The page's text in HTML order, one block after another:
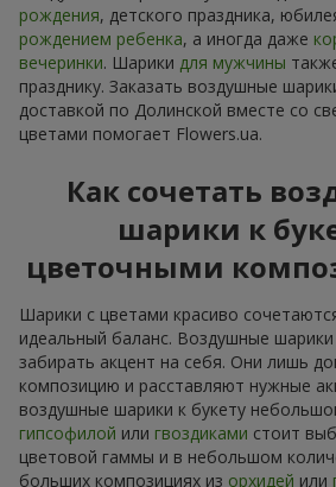
рождения, детского праздника,
рождением ребенка, а иногда даже
вечеринки. Шарики для мужчины
празднику. Заказать воздушные
доставкой по Долинской вместе со
цветами помогает Flowers.ua.
Как сочетать
шарики к
цветочными
Шарики с цветами красиво
идеальный баланс. Воздушные
забирать акцент на себя. Они лишь
композицию и расставляют нужные
воздушные шарики к букету
гипсофилой или гвоздиками стоит
цветовой гаммы и в небольшом
больших композициях из орхидей или